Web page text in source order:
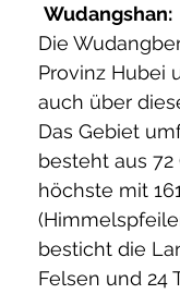
Wudangshan:
Die
Provinz Hubei
auch über
Das Gebiet
besteht aus
höchste mit
besticht die
Felsen und 24